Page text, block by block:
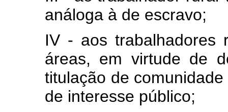
análoga à de escravo;
IV - aos trabalhadores
áreas, em virtude de
titulação de
de interesse público;